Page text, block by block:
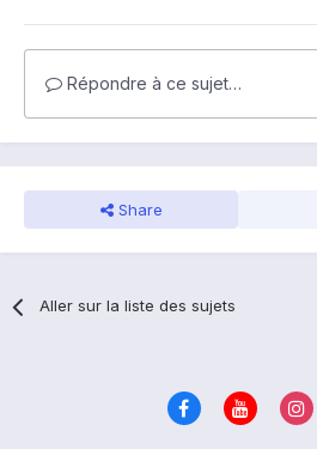
Répondre à ce sujet…
Share
Aller sur la liste des sujets